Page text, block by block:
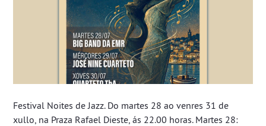
Festival Noites de Jazz. Do martes 28 ao venres 31 de
xullo, na Praza Rafael Dieste, ás 22.00 horas. Martes 28: